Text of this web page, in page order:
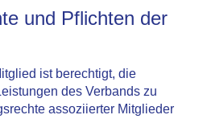
und Pflichten der
ist berechtigt, die
des Verbands zu
assoziierter Mitglieder